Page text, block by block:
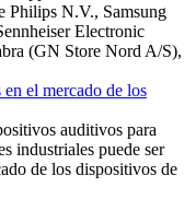
N.V., Samsung
Electronic
(GN Store Nord A/S),
el mercado de los
auditivos para
industriales puede ser
de los dispositivos de